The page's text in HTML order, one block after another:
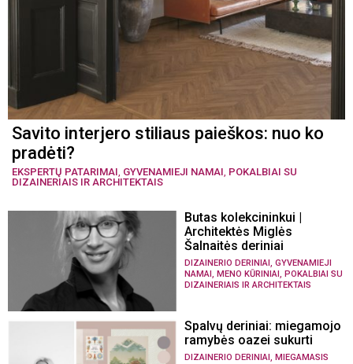
Savito interjero stiliaus paieškos: nuo ko
pradėti?
EKSPERTŲ PATARIMAI, GYVENAMIEJI NAMAI, POKALBIAI SU
DIZAINERIAIS IR ARCHITEKTAIS
Butas kolekcininkui |
Architektės Miglės
Šalnaitės deriniai
DIZAINERIO DERINIAI , GYVENAMIEJI
NAMAI , MENO KŪRINIAI , POKALBIAI SU
DIZAINERIAIS IR ARCHITEKTAIS
Spalvų deriniai: miegamojo
ramybės oazei sukurti
DIZAINERIO DERINIAI , MIEGAMASIS